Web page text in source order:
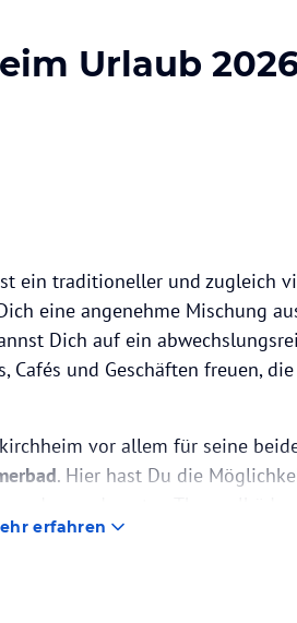
Urlaub
ein traditioneller und zugleich
eine angenehme Mischung
Dich auf ein
Cafés und Geschäften freuen,
vor allem für seine
. Hier hast Du die
oder
erfahren